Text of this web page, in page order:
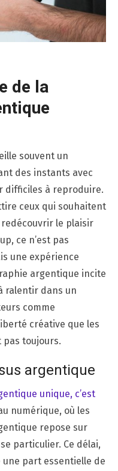
de la
souvent un
des instants avec
difficiles à reproduire.
ceux qui souhaitent
le plaisir
ce n’est pas
une expérience
argentique incite
ralentir dans un
comme
créative que les
pas toujours.
argentique
unique, c’est
numérique, où les
repose sur
particulier. Ce délai,
part essentielle de